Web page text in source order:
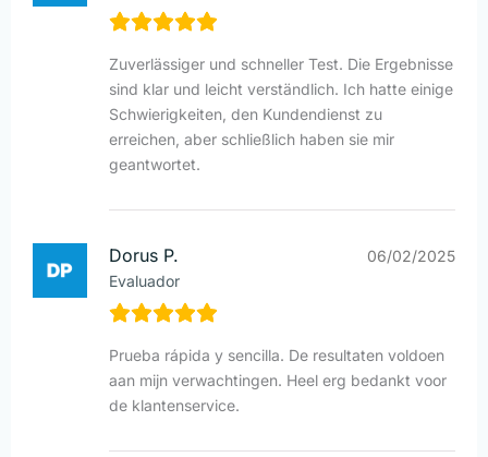
Zuverlässiger und schneller Test. Die Ergebnisse
sind klar und leicht verständlich. Ich hatte einige
Schwierigkeiten, den Kundendienst zu
erreichen, aber schließlich haben sie mir
geantwortet.
Dorus P.
Evaluador
06/02/2025
Prueba rápida y sencilla. De resultaten voldoen
aan mijn verwachtingen. Heel erg bedankt voor
de klantenservice.